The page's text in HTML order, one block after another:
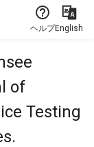
ヘルプEnglish
of
Testing